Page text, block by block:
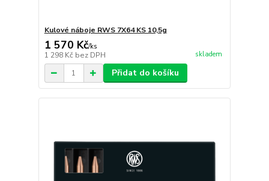
Kulové náboje RWS 7X64 KS 10,5g
1 570 Kč/ks
1 298 Kč bez DPH skladem
Přidat do košíku